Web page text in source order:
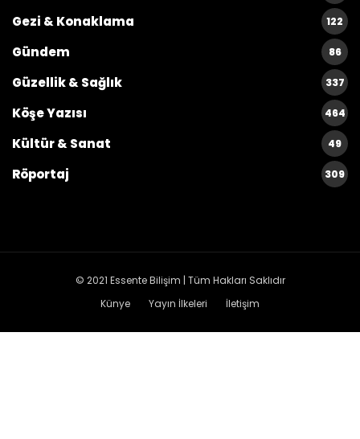
Gezi & Konaklama 122
Gündem 86
Güzellik & Sağlık 337
Köşe Yazısı 464
Kültür & Sanat 49
Röportaj 309
© 2021 Essente Bilişim | Tüm Hakları Saklıdır
Künye
Yayın İlkeleri İletişim